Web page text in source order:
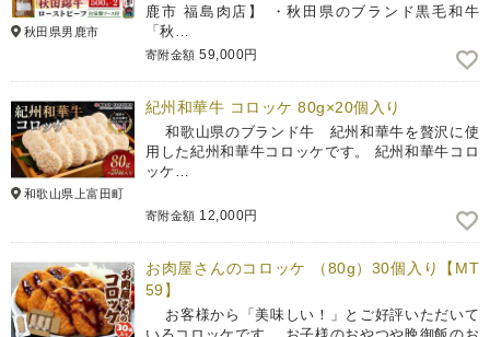
秋田県男鹿市
鹿市 福島肉店】 ・秋田県のブランド黒毛和牛
「秋…
寄附金額 59,000円
和歌山県上富田町
紀州和華牛 コロッケ 80g×20個入り
和歌山県のブランド牛 紀州和華牛を贅沢に使
用した紀州和華牛コロッケです。 紀州和華牛コロ
ッケ…
寄附金額 12,000円
お肉屋さんのコロッケ （80g）30個入り【MT
59】
お客様から「美味しい！」とご好評いただいて